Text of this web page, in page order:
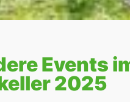
Events
2025